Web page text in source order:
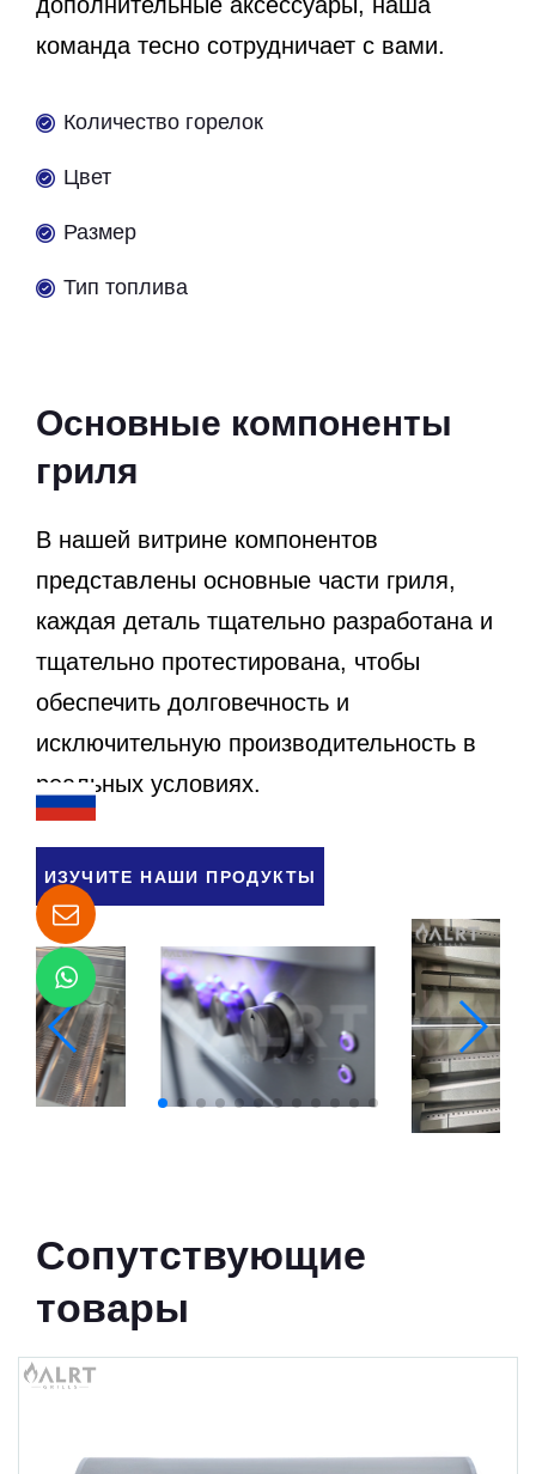
команда тесно сотрудничает с вами.
Количество горелок
Цвет
Размер
Тип топлива
Основные компоненты
гриля
В нашей витрине компонентов
представлены основные части гриля,
каждая деталь тщательно разработана и
тщательно протестирована, чтобы
обеспечить долговечность и
исключительную производительность в
реальных условиях.
ИЗУЧИТЕ НАШИ ПРОДУКТЫ
Сопутствующие
товары